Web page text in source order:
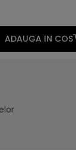
ADAUGA IN COS